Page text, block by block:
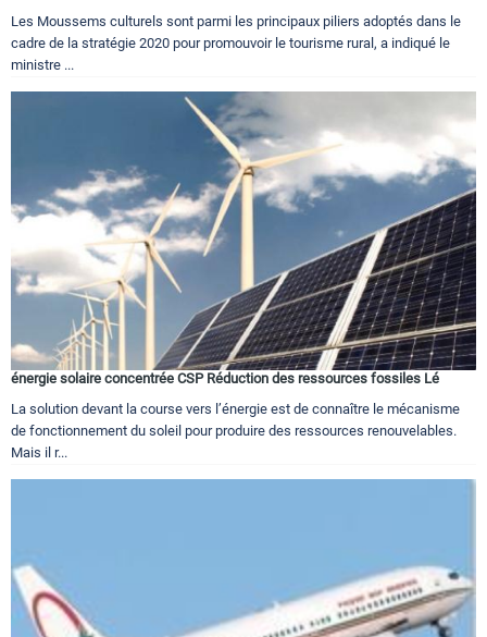
Les Moussems culturels sont parmi les principaux piliers adoptés dans le
cadre de la stratégie 2020 pour promouvoir le tourisme rural, a indiqué le
ministre ...
énergie solaire concentrée CSP Réduction des ressources fossiles Lé
La solution devant la course vers l’énergie est de connaître le mécanisme
de fonctionnement du soleil pour produire des ressources renouvelables.
Mais il r...